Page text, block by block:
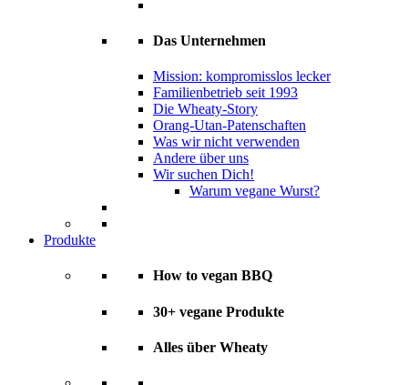
Das Unternehmen
Mission: kompromisslos lecker
Familienbetrieb seit 1993
Die Wheaty-Story
Orang-Utan-Patenschaften
Was wir nicht verwenden
Andere über uns
Wir suchen Dich!
Warum vegane Wurst?
Produkte
How to vegan BBQ
30+ vegane Produkte
Alles über Wheaty